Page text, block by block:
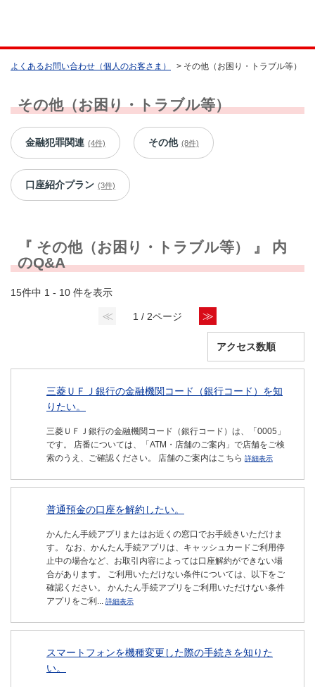
よくあるお問い合わせ（個人のお客さま） > その他（お困り・トラブル等）
その他（お困り・トラブル等）
金融犯罪関連 (4件) その他 (8件)
口座紹介プラン (3件)
『 その他（お困り・トラブル等） 』 内
のQ&A
15件中 1 - 10 件を表示
≪ 1 / 2ページ ≫
三菱ＵＦＪ銀行の金融機関コード（銀行コード）を知
りたい。
三菱ＵＦＪ銀行の金融機関コード（銀行コード）は、「0005」
です。 店番については、「ATM・店舗のご案内」で店舗をご検
索のうえ、ご確認ください。 店舗のご案内はこちら 詳細表示
普通預金の口座を解約したい。
かんたん手続アプリまたはお近くの窓口でお手続きいただけま
す。 なお、かんたん手続アプリは、キャッシュカードご利用停
止中の場合など、お取引内容によっては口座解約ができない場
合があります。 ご利用いただけない条件については、以下をご
確認ください。 かんたん手続アプリをご利用いただけない条件
アプリをご利... 詳細表示
スマートフォンを機種変更した際の手続きを知りた
い。